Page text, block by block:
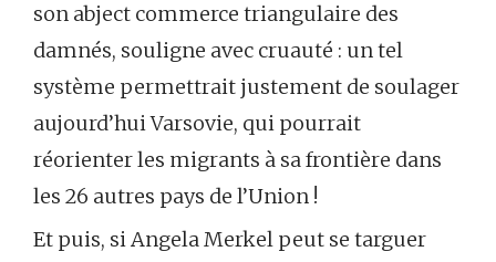
son abject commerce triangulaire des
damnés, souligne avec cruauté : un tel
système permettrait justement de soulager
aujourd’hui Varsovie, qui pourrait
réorienter les migrants à sa frontière dans
les 26 autres pays de l’Union !
Et puis, si Angela Merkel peut se targuer